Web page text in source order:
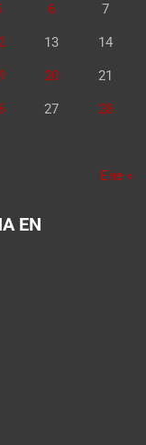
6 7
13 14
20 21
27 28
Ene »
EN